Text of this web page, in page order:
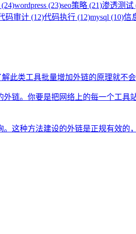
wordpress (23)seo策略 (21)渗透测试
码审计 (12)代码执行 (12)mysql (10)信
此类工具批量增加外链的原理就不会
链。你要是把网络上的每一个工具
这种方法建设的外链是正规有效的